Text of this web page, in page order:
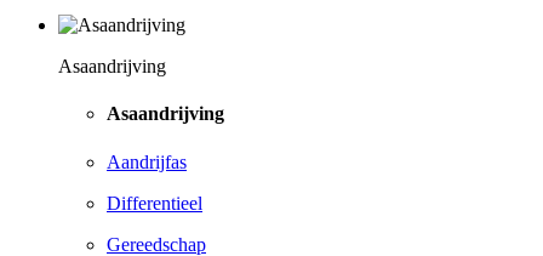
Asaandrijving
Asaandrijving
Aandrijfas
Differentieel
Gereedschap